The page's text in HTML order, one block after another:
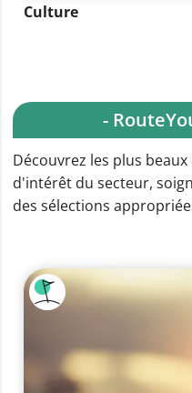
Culture
-
Découvrez les plus
d'intérêt du secteur,
des sélections